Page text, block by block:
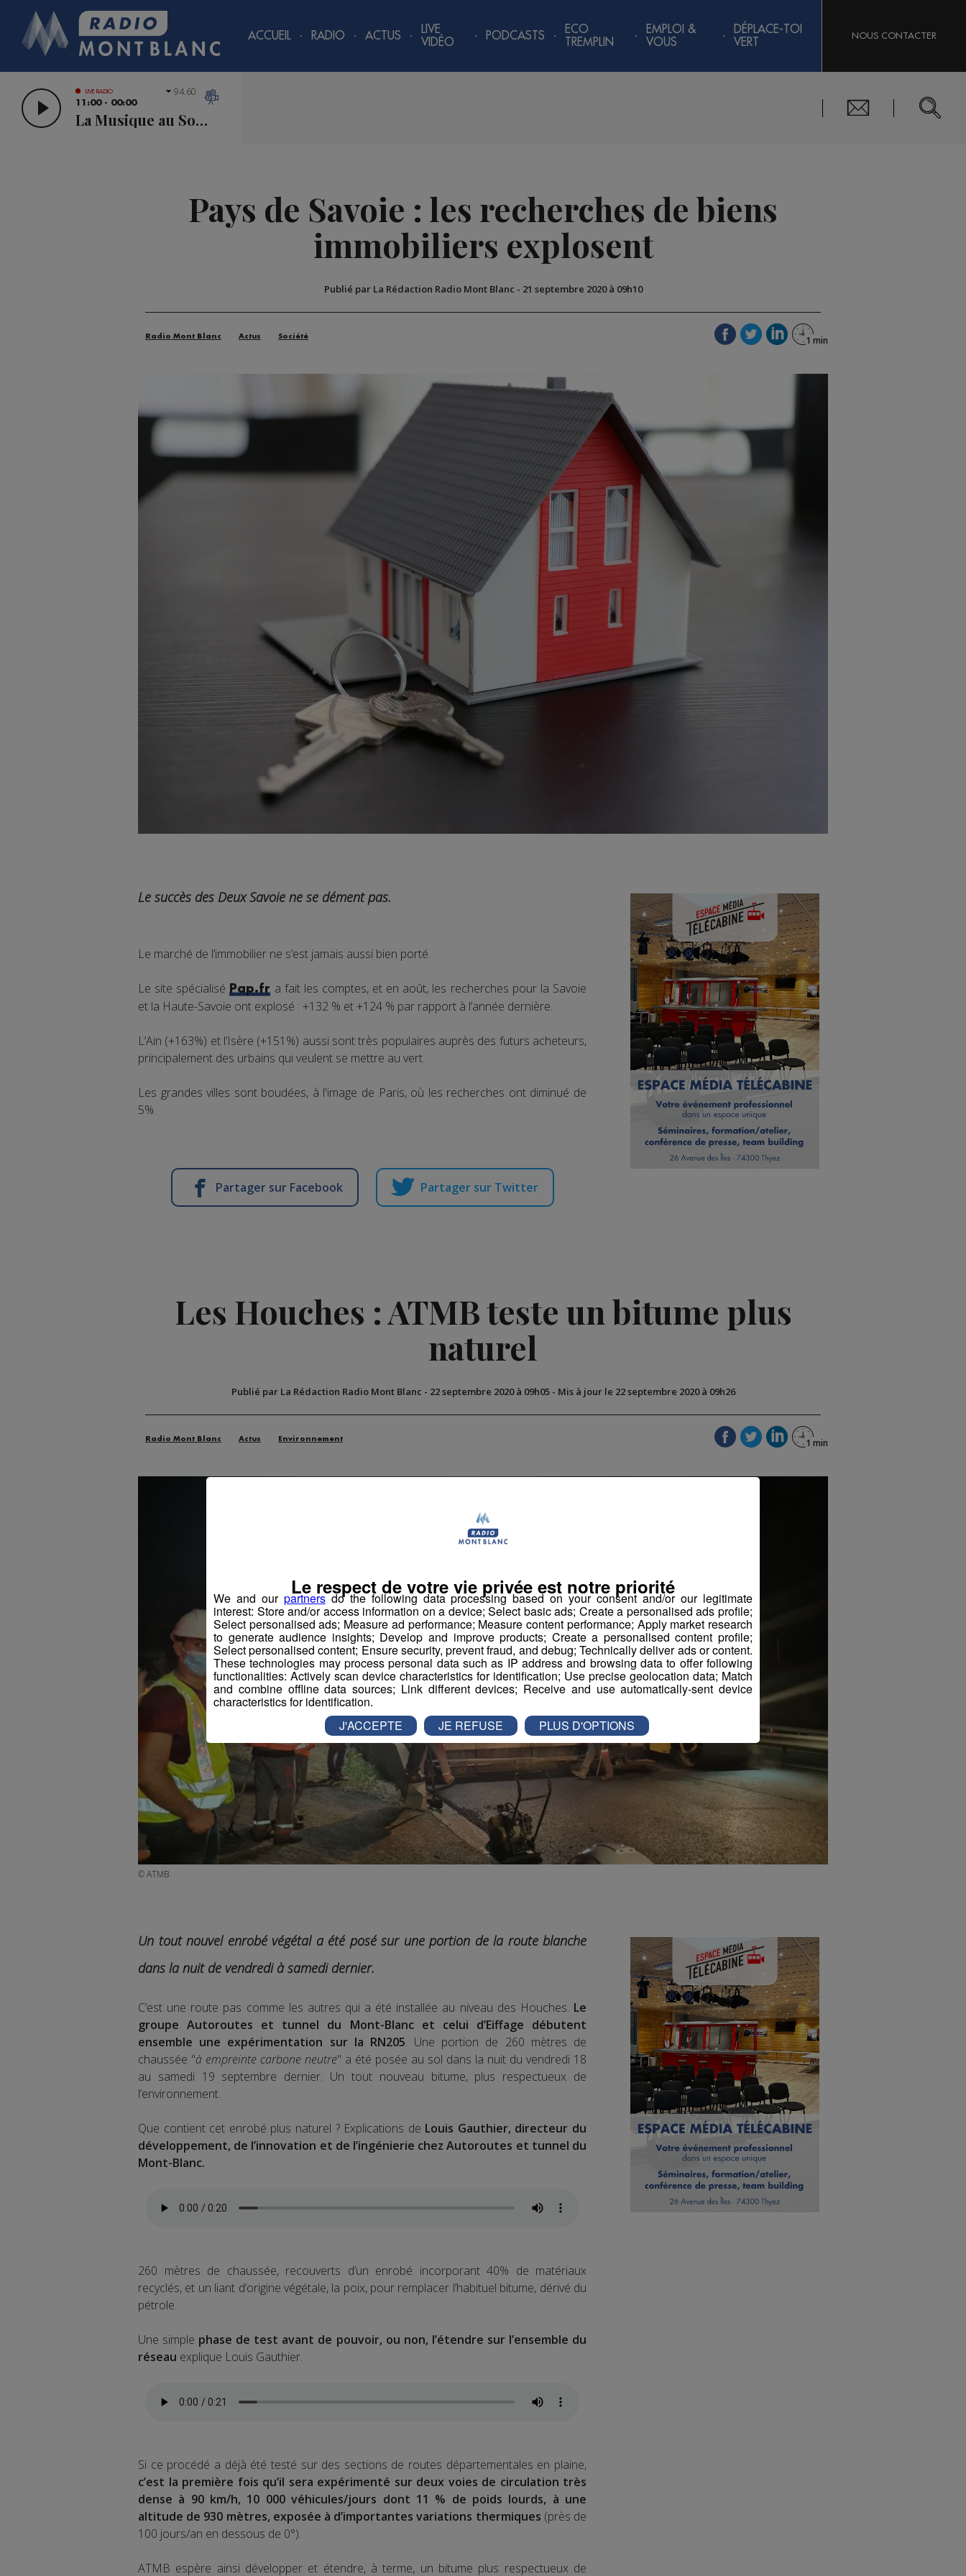
ACCUEIL RADIO ACTUS
LIVE
VIDÉO
PODCASTS
ECO
TREMPLIN
EMPLOI &
VOUS
DÉPLACE-TOI
VERT
NOUS CONTACTER
LIVE RADIO
11:00 - 00:00
La Musique au Sommet
94.60
Pays de Savoie : les recherches de biens
immobiliers explosent
Publié par La Rédaction Radio Mont Blanc - 21 septembre 2020 à 09h10
Radio Mont Blanc Actus Société
Le succès des Deux Savoie ne se dément pas.
Le marché de l’immobilier ne s’est jamais aussi bien porté.
Le site spécialisé Pap.fr a fait les comptes, et en août, les recherches pour la Savoie
et la Haute-Savoie ont explosé : +132 % et +124 % par rapport à l’année dernière.
L’Ain (+163%) et l’Isère (+151%) aussi sont très populaires auprès des futurs acheteurs,
principalement des urbains qui veulent se mettre au vert.
Les grandes villes sont boudées, à l'image de Paris, où les recherches ont diminué de
5%.
Partager sur Facebook Partager sur Twitter
Les Houches : ATMB teste un bitume plus
naturel
Publié par La Rédaction Radio Mont Blanc - 22 septembre 2020 à 09h05- Mis à jour le 22 septembre 2020 à 09h26
Radio Mont Blanc Actus Environnement
© ATMB
Un tout nouvel enrobé végétal a été posé sur une portion de la route blanche
dans la nuit de vendredi à samedi dernier.
C’est une route pas comme les autres qui a été installée au niveau des Houches. Le
groupe Autoroutes et tunnel du Mont-Blanc et celui d’Eiffage débutent
ensemble une expérimentation sur la RN205. Une portion de 260 mètres de
chaussée "à empreinte carbone neutre" a été posée au sol dans la nuit du vendredi 18
au samedi 19 septembre dernier. Un tout nouveau bitume, plus respectueux de
l’environnement.
Que contient cet enrobé plus naturel ? Explications de Louis Gauthier, directeur du
développement, de l’innovation et de l’ingénierie chez Autoroutes et tunnel du
Mont-Blanc.
260 mètres de chaussée, recouverts d’un enrobé incorporant 40% de matériaux
recyclés, et un liant d’origine végétale, la poix, pour remplacer l’habituel bitume, dérivé du
pétrole.
Une simple phase de test avant de pouvoir, ou non, l’étendre sur l’ensemble du
réseau explique Louis Gauthier.
Si ce procédé a déjà été testé sur des sections de routes départementales en plaine,
c’est la première fois qu’il sera expérimenté sur deux voies de circulation très
dense à 90 km/h, 10 000 véhicules/jours dont 11 % de poids lourds, à une
altitude de 930 mètres, exposée à d’importantes variations thermiques (près de
100 jours/an en dessous de 0°).
ATMB espère ainsi développer et étendre, à terme, un bitume plus respectueux de
We and our partnersdo the following data processing based on your consent and/or our legitimate
interest: Store and/or access information on a device; Select basic ads; Create a personalised ads profile;
Select personalised ads; Measure ad performance; Measure content performance; Apply market research
to generate audience insights; Develop and improve products; Create a personalised content profile;
Select personalised content; Ensure security, prevent fraud, and debug; Technically deliver ads or content.
These technologies may process personal data such as IP address and browsing data to offer following
functionalities: Actively scan device characteristics for identification; Use precise geolocation data; Match
and combine offline data sources; Link different devices; Receive and use automatically-sent device
characteristics for identification.
Le respect de votre vie privée est notre priorité
J'ACCEPTE JE REFUSE PLUS D'OPTIONS